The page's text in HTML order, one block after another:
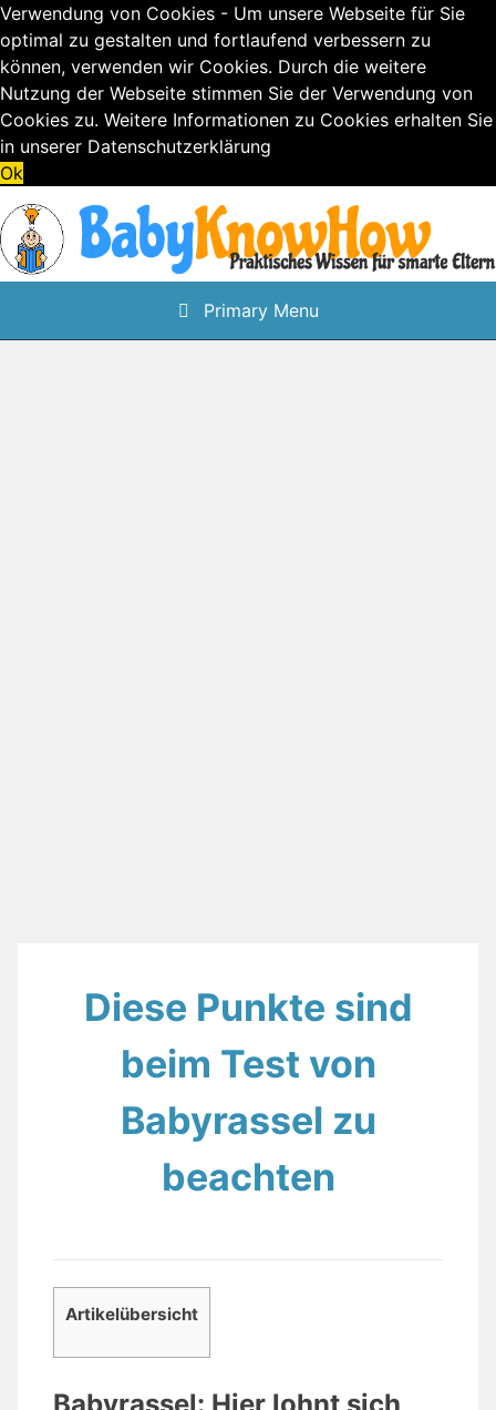
Verwendung von Cookies - Um unsere Webseite für Sie
optimal zu gestalten und fortlaufend verbessern zu
können, verwenden wir Cookies. Durch die weitere
Nutzung der Webseite stimmen Sie der Verwendung von
Cookies zu. Weitere Informationen zu Cookies erhalten Sie
in unserer Datenschutzerklärung
Ok
Skip
to
content
Primary Menu
Diese Punkte sind
beim Test von
Babyrassel zu
beachten
Artikelübersicht